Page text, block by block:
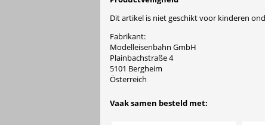
Dit artikel is niet geschikt voor kinderen
Fabrikant:
Modelleisenbahn GmbH
Plainbachstraße 4
5101 Bergheim
Österreich
Vaak samen besteld met: